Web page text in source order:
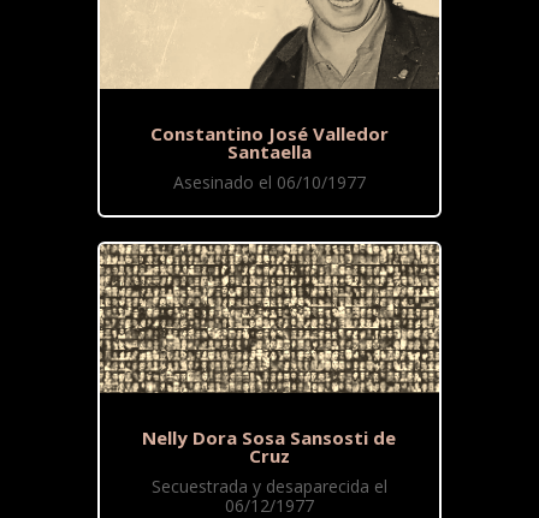
Constantino José Valledor
Santaella
Asesinado el 06/10/1977
Nelly Dora Sosa Sansosti de
Cruz
Secuestrada y desaparecida el
06/12/1977